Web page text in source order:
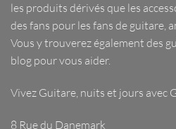
les produits dérivés que les
des fans pour les fans de guitare,
Vous y trouverez également des
blog pour vous aider.
Vivez Guitare, nuits et jours avec
8 Rue du Danemark